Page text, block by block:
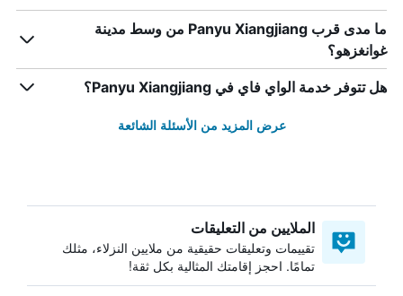
ما مدى قرب Panyu Xiangjiang من وسط مدينة
غوانغزهو؟
هل تتوفر خدمة الواي فاي في Panyu Xiangjiang؟
عرض المزيد من الأسئلة الشائعة
الملايين من التعليقات
تقييمات وتعليقات حقيقية من ملايين النزلاء، مثلك
تمامًا. احجز إقامتك المثالية بكل ثقة!